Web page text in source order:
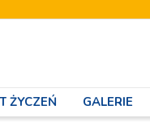
ŻYCZEŃ GALERIE